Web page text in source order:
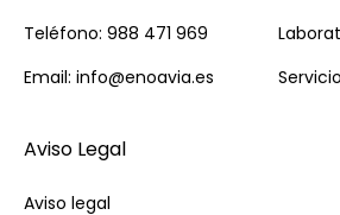
Teléfono: 988 471 969
Email: info@enoavia.es
Aviso Legal
Aviso legal